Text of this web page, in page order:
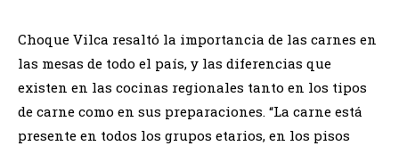
Choque Vilca resaltó la importancia de las carnes en
las mesas de todo el país, y las diferencias que
existen en las cocinas regionales tanto en los tipos
de carne como en sus preparaciones. “La carne está
presente en todos los grupos etarios, en los pisos